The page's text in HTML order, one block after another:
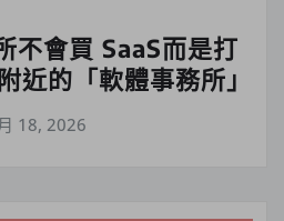
不會買 SaaS而是打
近的「軟體事務所」
18, 2026